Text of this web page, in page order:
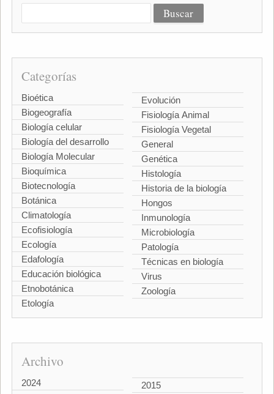
Categorías
Bioética
Biogeografía
Biología celular
Biología del desarrollo
Biología Molecular
Bioquímica
Biotecnología
Botánica
Climatología
Ecofisiología
Ecología
Edafología
Educación biológica
Etnobotánica
Etología
Evolución
Fisiología Animal
Fisiología Vegetal
General
Genética
Histología
Historia de la biología
Hongos
Inmunología
Microbiología
Patología
Técnicas en biología
Virus
Zoología
Archivo
2024
2015